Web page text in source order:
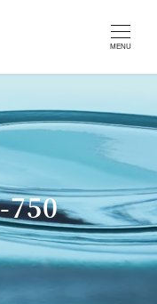
MENU
750